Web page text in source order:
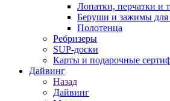
Лопатки, перчатки и
Беруши и зажимы для
Полотенца
Ребризеры
SUP-доски
Карты и подарочные
Дайвинг
Назад
Дайвинг